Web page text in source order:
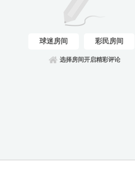
球迷房间 彩民房间
选择房间开启精彩评论